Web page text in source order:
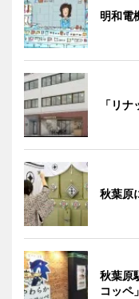
明和電
「リ
秋葉原
秋葉原
コッペ」